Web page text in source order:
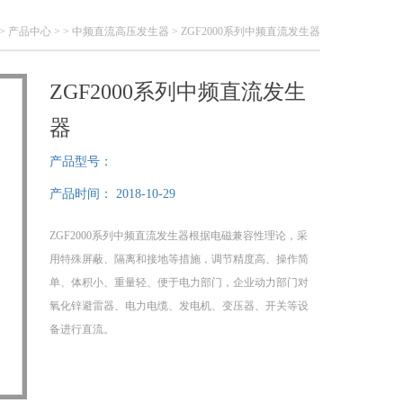
> 产品中心 > > 中频直流高压发生器 > ZGF2000系列中频直流发生器
ZGF2000系列中频直流发生
器
产品型号：
产品时间： 2018-10-29
ZGF2000系列中频直流发生器根据电磁兼容性理论，采
用特殊屏蔽、隔离和接地等措施，调节精度高、操作简
单、体积小、重量轻、便于电力部门，企业动力部门对
氧化锌避雷器、电力电缆、发电机、变压器、开关等设
备进行直流。